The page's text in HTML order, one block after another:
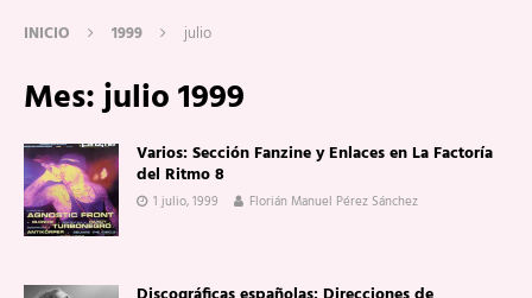
INICIO 1999 julio
Mes:julio 1999
Varios: Sección Fanzine y Enlaces en La Factoría
del Ritmo 8
1 julio, 1999 Florián Manuel Pérez Sánchez